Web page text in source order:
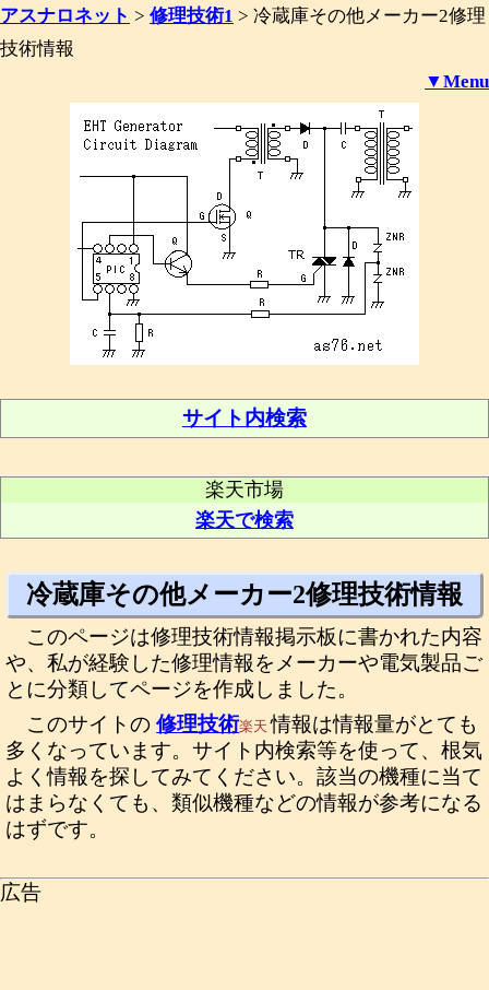
アスナロネット > 修理技術1 > 冷蔵庫その他メーカー2修理
技術情報
▼Menu
サイト内検索
楽天市場
楽天で検索
冷蔵庫その他メーカー2修理技術情報
このページは修理技術情報掲示板に書かれた内容
や、私が経験した修理情報をメーカーや電気製品ご
とに分類してページを作成しました。
このサイトの修理技術楽天情報は情報量がとても
多くなっています。サイト内検索等を使って、根気
よく情報を探してみてください。該当の機種に当て
はまらなくても、類似機種などの情報が参考になる
はずです。
広告